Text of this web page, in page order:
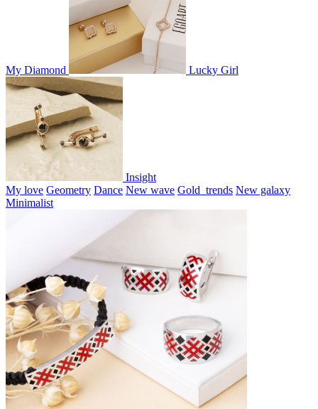
My Diamond Lucky Girl
Insight
My love Geometry Dance New wave Gold_trends New galaxy
Minimalist